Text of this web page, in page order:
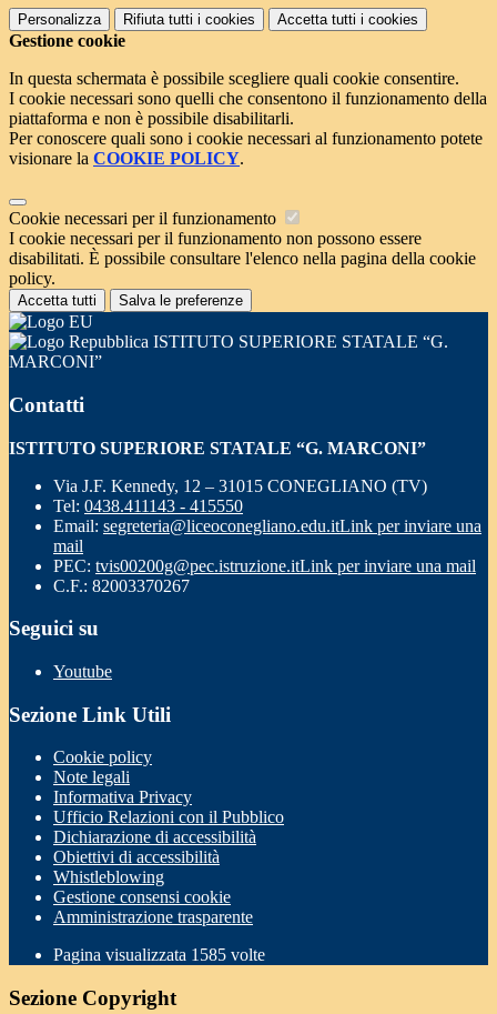
Personalizza Rifiuta tutti i cookies Accetta tutti i cookies
Gestione cookie
In questa schermata è possibile scegliere quali cookie consentire.
I cookie necessari sono quelli che consentono il funzionamento della
piattaforma e non è possibile disabilitarli.
Per conoscere quali sono i cookie necessari al funzionamento potete
visionare la COOKIE POLICY.
Cookie necessari per il funzionamento
I cookie necessari per il funzionamento non possono essere
disabilitati. È possibile consultare l'elenco nella pagina della cookie
policy.
Accetta tutti Salva le preferenze
ISTITUTO SUPERIORE STATALE “G.
MARCONI”
Contatti
ISTITUTO SUPERIORE STATALE “G. MARCONI”
Via J.F. Kennedy, 12 – 31015 CONEGLIANO (TV)
Tel: 0438.411143 - 415550
Email: segreteria@liceoconegliano.edu.itLink per inviare una
mail
PEC: tvis00200g@pec.istruzione.itLink per inviare una mail
C.F.: 82003370267
Seguici su
Youtube
Sezione Link Utili
Cookie policy
Note legali
Informativa Privacy
Ufficio Relazioni con il Pubblico
Dichiarazione di accessibilità
Obiettivi di accessibilità
Whistleblowing
Gestione consensi cookie
Amministrazione trasparente
Pagina visualizzata 1585 volte
Sezione Copyright